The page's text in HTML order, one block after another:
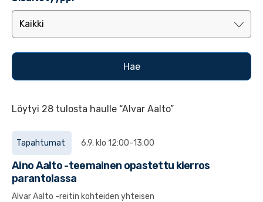
Löytyi 28 tulosta haulle “Alvar Aalto”
Tapahtumat 6.9. klo 12:00–13:00
Aino Aalto -teemainen opastettu kierros
parantolassa
Alvar Aalto -reitin kohteiden yhteisen